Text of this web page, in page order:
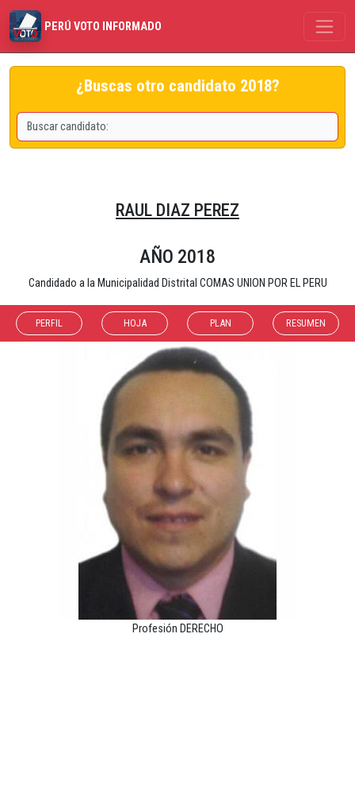
PERÚ VOTO INFORMADO
¿Buscas otro candidato 2018?
RAUL DIAZ PEREZ
AÑO 2018
Candidado a la Municipalidad Distrital COMAS UNION POR EL PERU
PERFIL HOJA PLAN RESUMEN
Profesión DERECHO